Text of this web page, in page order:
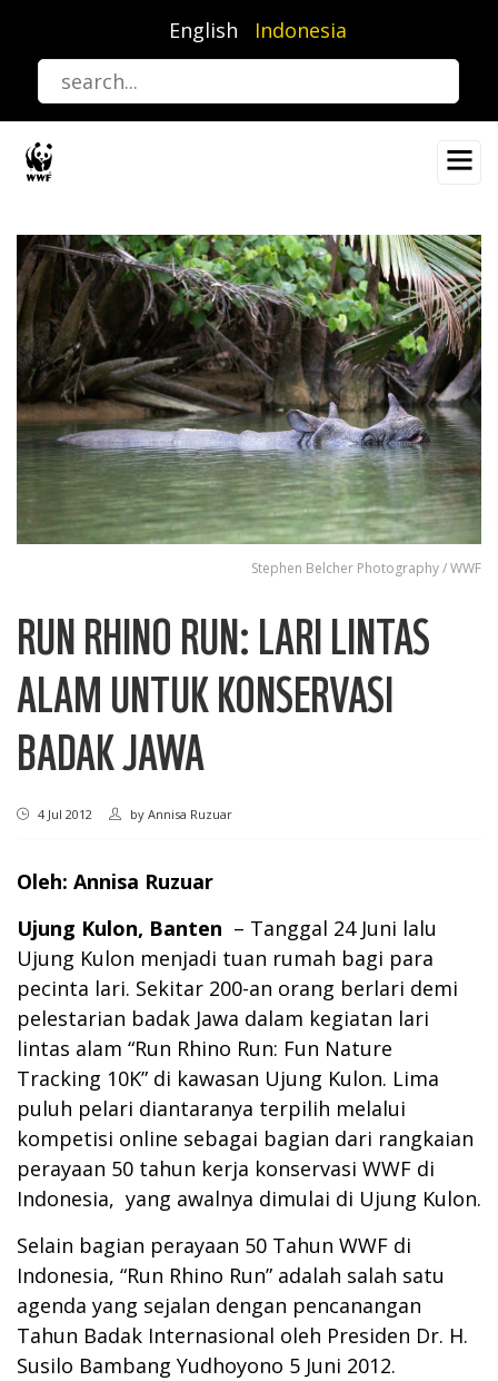
utama
English Indonesia
Stephen ​Belcher Photography / WWF
RUN RHINO RUN: LARI LINTAS
ALAM UNTUK KONSERVASI
BADAK JAWA
4 Jul 2012 by Annisa Ruzuar
Oleh: Annisa Ruzuar
Ujung Kulon, Banten – Tanggal 24 Juni lalu
Ujung Kulon menjadi tuan rumah bagi para
pecinta lari. Sekitar 200-an orang berlari demi
pelestarian badak Jawa dalam kegiatan lari
lintas alam “Run Rhino Run: Fun Nature
Tracking 10K” di kawasan Ujung Kulon. Lima
puluh pelari diantaranya terpilih melalui
kompetisi online sebagai bagian dari rangkaian
perayaan 50 tahun kerja konservasi WWF di
Indonesia, yang awalnya dimulai di Ujung Kulon.
Selain bagian perayaan 50 Tahun WWF di
Indonesia, “Run Rhino Run” adalah salah satu
agenda yang sejalan dengan pencanangan
Tahun Badak Internasional oleh Presiden Dr. H.
Susilo Bambang Yudhoyono 5 Juni 2012.